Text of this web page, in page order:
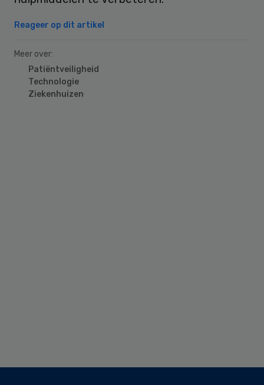
Reageer op dit artikel
Meer over:
Patiëntveiligheid
Technologie
Ziekenhuizen